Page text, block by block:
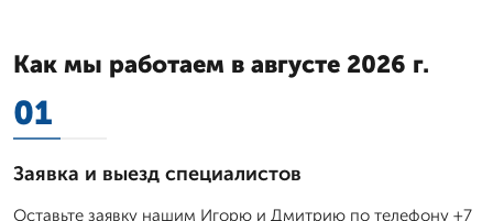
Как мы работаем в августе 2026 г.
01
Заявка и выезд специалистов
Оставьте заявку нашим Игорю и Дмитрию по телефону +7